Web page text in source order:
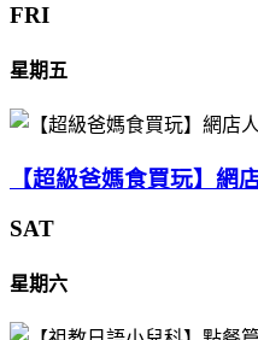
FRI
星期五
【超級爸媽食買玩】網
SAT
星期六